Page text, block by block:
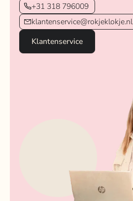
+31 318 796009
klantenservice@rokjeklokje.nl
Klantenservice